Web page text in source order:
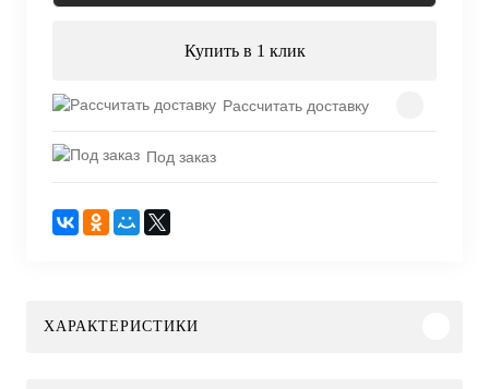
Купить в 1 клик
Рассчитать доставку
Под заказ
ХАРАКТЕРИСТИКИ